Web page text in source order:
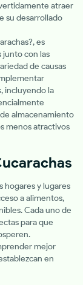
atraer
su desarrollado
es
junto con las
de causas
incluyendo la
almacenamiento
menos atractivos
hogares y lugares
a alimentos,
Cada uno de
para que
mejor
en